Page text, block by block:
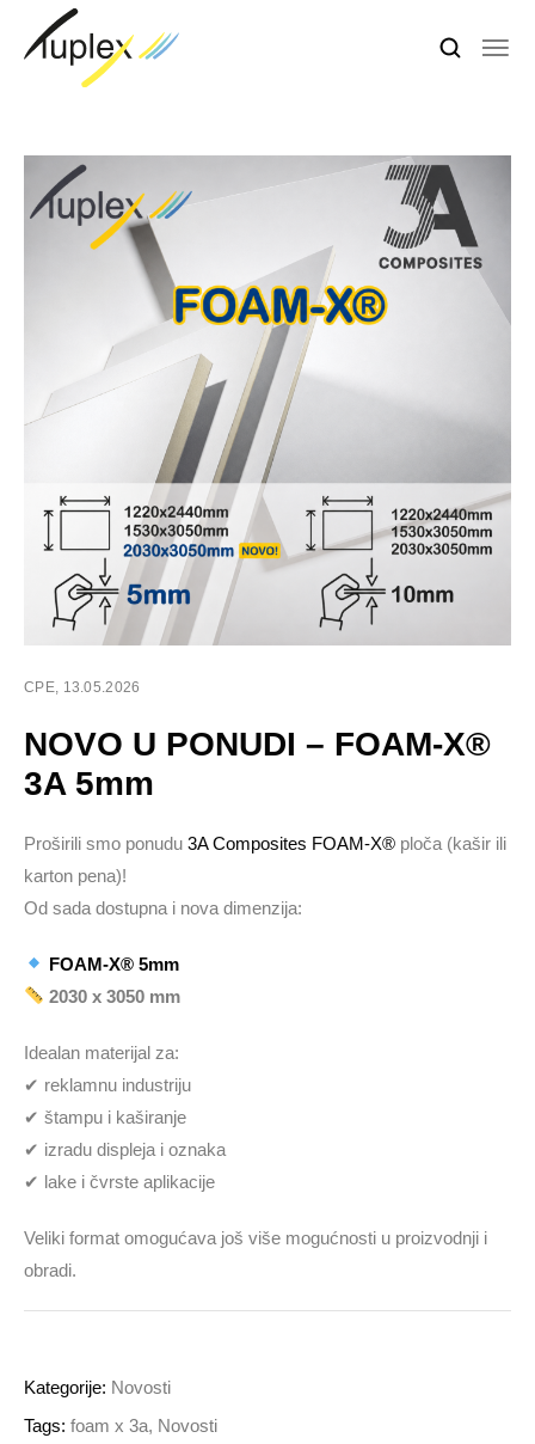
СРЕ, 13.05.2026
NOVO U PONUDI – FOAM-X®
3A 5mm
Proširili smo ponudu 3A Composites FOAM-X® ploča (kašir ili
karton pena)!
Od sada dostupna i nova dimenzija:
FOAM-X® 5mm
2030 x 3050 mm
Idealan materijal za:
✔ reklamnu industriju
✔ štampu i kaširanje
✔ izradu displeja i oznaka
✔ lake i čvrste aplikacije
Veliki format omogućava još više mogućnosti u proizvodnji i
obradi.
Kategorije: Novosti
Tags: foam x 3a, Novosti